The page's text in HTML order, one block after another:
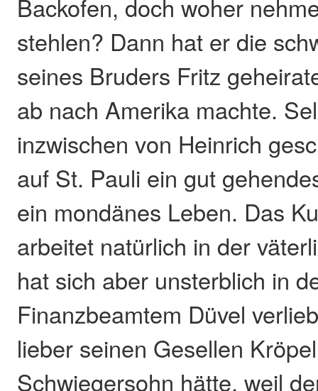
Backofen, doch woher
stehlen? Dann hat er die
seines Bruders Fritz
ab nach Amerika machte.
inzwischen von Heinrich
auf St. Pauli ein gut
ein mondänes Leben. Das
arbeitet natürlich in der
hat sich aber unsterblich in
Finanzbeamtem Düvel
lieber seinen Gesellen
Schwiegersohn hätte, weil